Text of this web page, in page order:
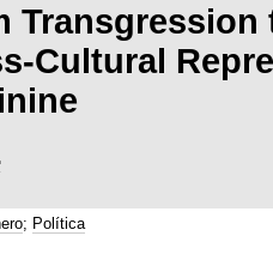
Transgression
Cultural
; Política